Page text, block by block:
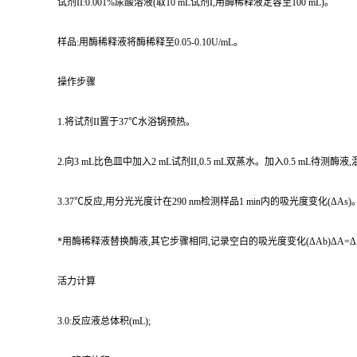
试剂II:0.001%尿酸溶液(取10 mL试剂I,用酶稀释液定容至100 mL)。
样品:用酶稀释液将酶稀释至0.05-0.10U/mL。
操作步骤
1.将试剂II置于37℃水浴锅预热。
2.向3 mL比色皿中加入2 mL试剂II,0.5 mL双蒸水。加入0.5 mL待测酶液,
3.37℃反应,用分光光度计在290 nm检测样品1 min内的吸光度变化(ΔAs)。
*用酶稀释液替换酶液,其它步骤相同,记录空白的吸光度变化
活力计算
3.0:反应液总体积(mL);